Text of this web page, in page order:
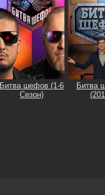
Битва шефов (1-6
Сезон)
Битва